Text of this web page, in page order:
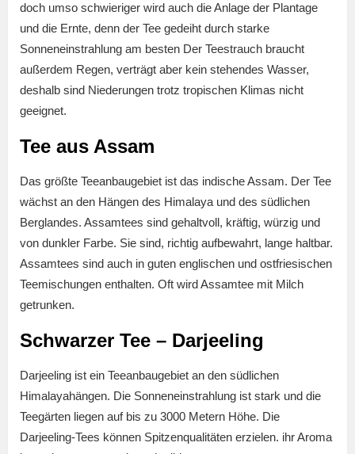
doch umso schwieriger wird auch die Anlage der Plantage
und die Ernte, denn der Tee gedeiht durch starke
Sonneneinstrahlung am besten Der Teestrauch braucht
außerdem Regen, verträgt aber kein stehendes Wasser,
deshalb sind Niederungen trotz tropischen Klimas nicht
geeignet.
Tee aus Assam
Das größte Teeanbaugebiet ist das indische Assam. Der Tee
wächst an den Hängen des Himalaya und des südlichen
Berglandes. Assamtees sind gehaltvoll, kräftig, würzig und
von dunkler Farbe. Sie sind, richtig aufbewahrt, lange haltbar.
Assamtees sind auch in guten englischen und ostfriesischen
Teemischungen enthalten. Oft wird Assamtee mit Milch
getrunken.
Schwarzer Tee – Darjeeling
Darjeeling ist ein Teeanbaugebiet an den südlichen
Himalayahängen. Die Sonneneinstrahlung ist stark und die
Teegärten liegen auf bis zu 3000 Metern Höhe. Die
Darjeeling-Tees können Spitzenqualitäten erzielen. ihr Aroma